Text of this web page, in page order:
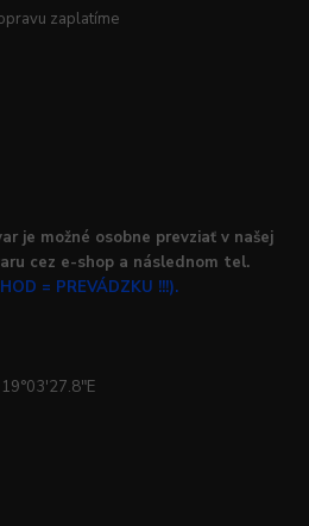
zaplatíme
je možné osobne prevziať v našej
cez e-shop a následnom tel.
= PREVÁDZKU !!!).